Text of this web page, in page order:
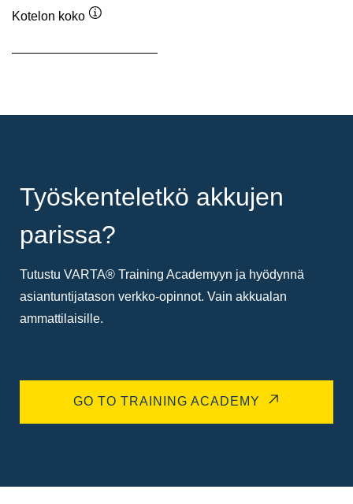
Kotelon koko
Työskenteletkö akkujen
parissa?
Tutustu VARTA® Training Academyyn ja hyödynnä
asiantuntijatason verkko-opinnot. Vain akkualan
ammattilaisille.
GO TO TRAINING ACADEMY